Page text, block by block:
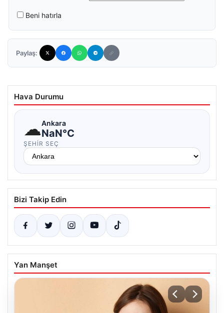
Beni hatırla
Paylaş:
Hava Durumu
☁Ankara
NaN°C
ŞEHIR SEÇ
Bizi Takip Edin
Yan Manşet